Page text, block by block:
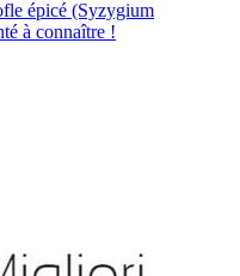
épicé (Syzygium
à connaître !